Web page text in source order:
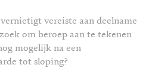
vereiste aan deelname
om beroep aan te tekenen
mogelijk na een
tot sloping?